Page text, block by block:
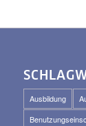
Ausbildung